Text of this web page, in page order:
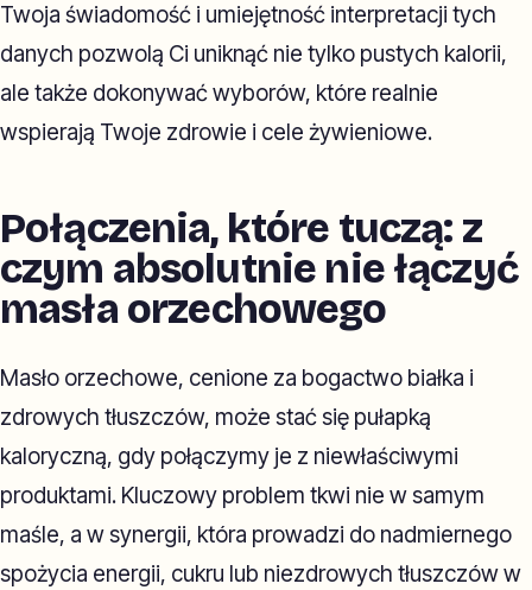
Twoja świadomość i umiejętność interpretacji tych
danych pozwolą Ci uniknąć nie tylko pustych kalorii,
ale także dokonywać wyborów, które realnie
wspierają Twoje zdrowie i cele żywieniowe.
Połączenia, które tuczą: z
czym absolutnie nie łączyć
masła orzechowego
Masło orzechowe, cenione za bogactwo białka i
zdrowych tłuszczów, może stać się pułapką
kaloryczną, gdy połączymy je z niewłaściwymi
produktami. Kluczowy problem tkwi nie w samym
maśle, a w synergii, która prowadzi do nadmiernego
spożycia energii, cukru lub niezdrowych tłuszczów w